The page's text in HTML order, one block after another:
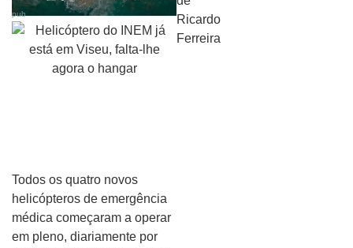
pub
Todos os quatro novos
helicópteros de emergência
médica começaram a operar
em pleno, diariamente por